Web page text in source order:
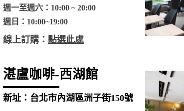
週一至週六：10:00 ~ 20:00
週日：10:00~19:00
線上訂購： 點選此處
湛盧咖啡-西湖館
新址：台北市內湖區洲子街150號